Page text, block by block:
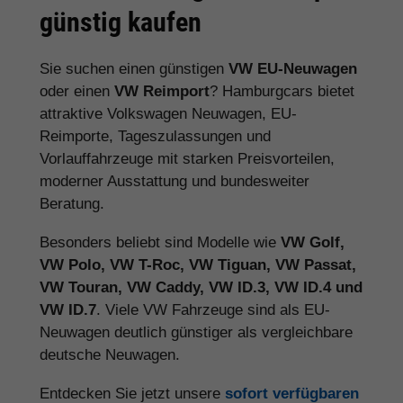
günstig kaufen
Sie suchen einen günstigen VW EU-Neuwagen
oder einen VW Reimport? Hamburgcars bietet
attraktive Volkswagen Neuwagen, EU-
Reimporte, Tageszulassungen und
Vorlauffahrzeuge mit starken Preisvorteilen,
moderner Ausstattung und bundesweiter
Beratung.
Besonders beliebt sind Modelle wie VW Golf,
VW Polo, VW T-Roc, VW Tiguan, VW Passat,
VW Touran, VW Caddy, VW ID.3, VW ID.4 und
VW ID.7. Viele VW Fahrzeuge sind als EU-
Neuwagen deutlich günstiger als vergleichbare
deutsche Neuwagen.
Entdecken Sie jetzt unsere sofort verfügbaren